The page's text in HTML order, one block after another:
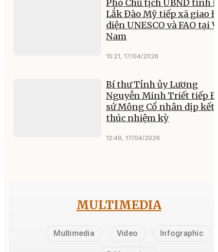
Phó Chủ tịch UBND tỉnh
Lắk Đào Mỹ tiếp xã giao
diện UNESCO và FAO tại
Nam
15:21, 17/04/2026
Bí thư Tỉnh ủy Lương
Nguyễn Minh Triết tiếp
sứ Mông Cổ nhân dịp kết
thúc nhiệm kỳ
12:49, 17/04/2026
MULTIMEDIA
Multimedia Video Infographic